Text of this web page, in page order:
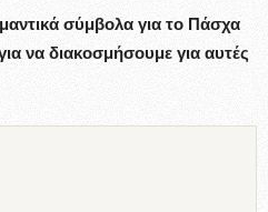
σύμβολα για το Πάσχα
να διακοσμήσουμε για αυτές